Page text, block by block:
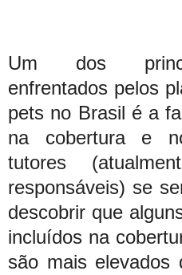
Um dos
enfrentados pelos
pets no Brasil é a
na cobertura e
tutores
responsáveis) se
descobrir que
incluídos na
são mais elevados